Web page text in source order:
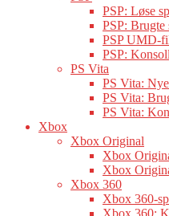
PSP: Løse
PSP: Brugte
PSP UMD-
PSP:
PS Vita
PS Vita:
PS Vita:
PS Vita:
Xbox
Xbox Original
Xbox
Xbox
Xbox 360
Xbox 360-